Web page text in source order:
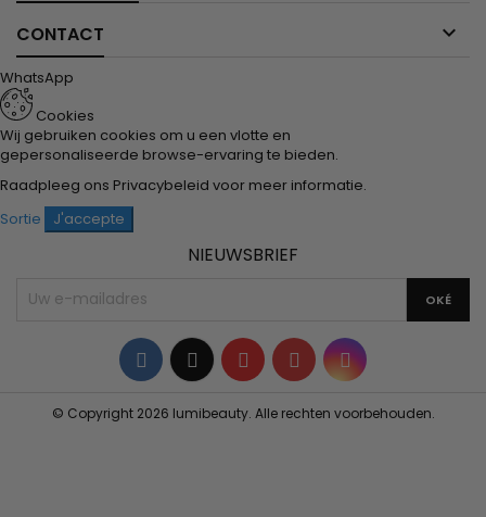
CONTACT 
WhatsApp
Cookies
Wij gebruiken cookies om u een vlotte en
gepersonaliseerde browse-ervaring te bieden.
Raadpleeg ons Privacybeleid voor meer informatie.
Sortie
J'accepte
NIEUWSBRIEF
Facebook
TwitterYouTubePinterestInstagram
© Copyright 2026 lumibeauty. Alle rechten voorbehouden.